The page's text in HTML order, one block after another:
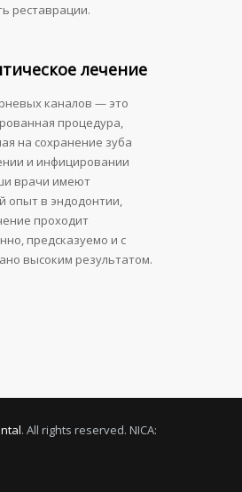
реставрации.
лечение
каналов — это
процедура,
на сохранение зуба
и инфицировании
врачи имеют
опыт в эндодонтии,
проходит
предсказуемо и с
высоким результатом.
. All rights reserved. NICA: